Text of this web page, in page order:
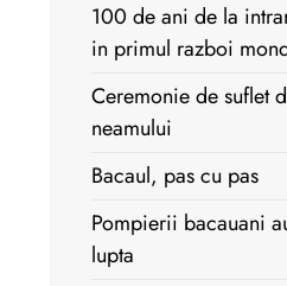
100 de ani de la
in primul razboi
Ceremonie de suflet
neamului
Bacaul, pas cu pas
Pompierii bacauani
lupta